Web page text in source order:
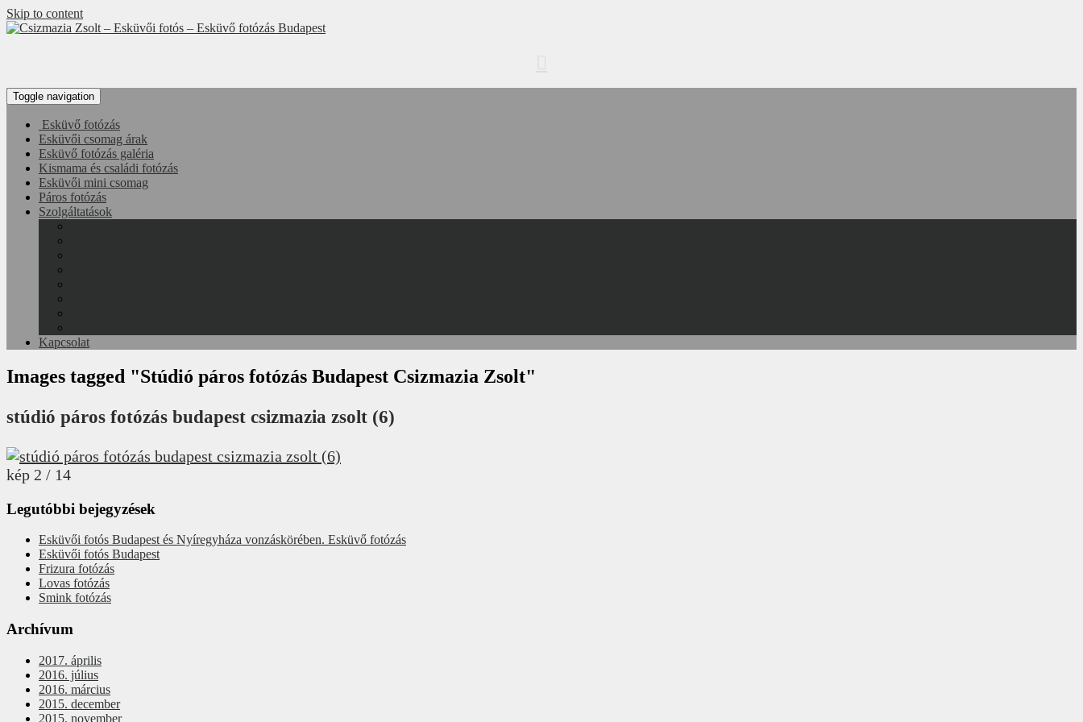
Skip to content
Toggle navigation
Esküvő fotózás
Esküvői csomag árak
Esküvő fotózás galéria
Kismama és családi fotózás
Esküvői mini csomag
Páros fotózás
Szolgáltatások
Kapcsolat
Images tagged "Stúdió páros fotózás Budapest Csizmazia Zsolt"
stúdió páros fotózás budapest csizmazia zsolt (6)
kép 2 / 14
Legutóbbi bejegyzések
Esküvői fotós Budapest és Nyíregyháza vonzáskörében. Esküvő fotózás
Esküvői fotós Budapest
Frizura fotózás
Lovas fotózás
Smink fotózás
Archívum
2017. április
2016. július
2016. március
2015. december
2015. november